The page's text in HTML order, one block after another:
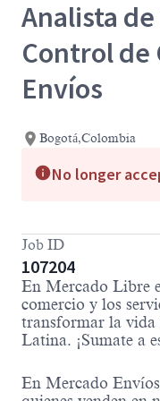
Analista
Control de
Envíos
Bogotá,Colombia
No longer
Job ID
107204
En Mercado Libre
comercio y los
transformar la vida
Latina. ¡Sumate a
En Mercado